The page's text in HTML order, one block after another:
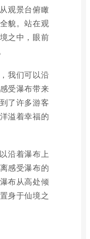
观景台俯瞰
貌。站在观
之中，眼前
我们可以沿
受瀑布带来
了许多游客
溢着幸福的
沿着瀑布上
感受瀑布的
布从高处倾
身于仙境之